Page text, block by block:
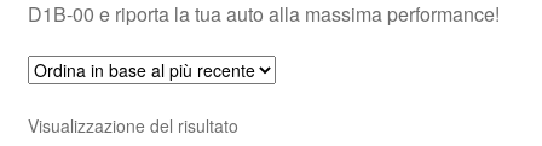
D1B-00 e riporta la tua auto alla massima performance!
Visualizzazione del risultato